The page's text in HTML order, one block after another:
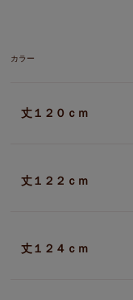
カラー
丈１２０ｃｍ
丈１２２ｃｍ
丈１２４ｃｍ